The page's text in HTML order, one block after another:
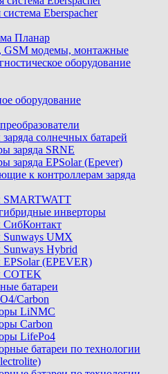
Eberspacher
Планар
GSM модемы, монтажные
оборудование
оборудование
солнечных батарей
заряда SRNE
заряда EPSolar (Epever)
к контроллерам заряда
SMARTWATT
инверторы
UMX
Hybrid
(EPEVER)
COTEK
батареи
Carbon
LiNMC
Carbon
LifePo4
батареи по технологии